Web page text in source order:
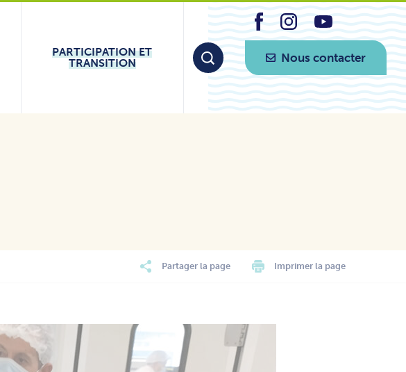
PARTICIPATION ET
TRANSITION
Nous contacter
Partager la page Imprimer la page